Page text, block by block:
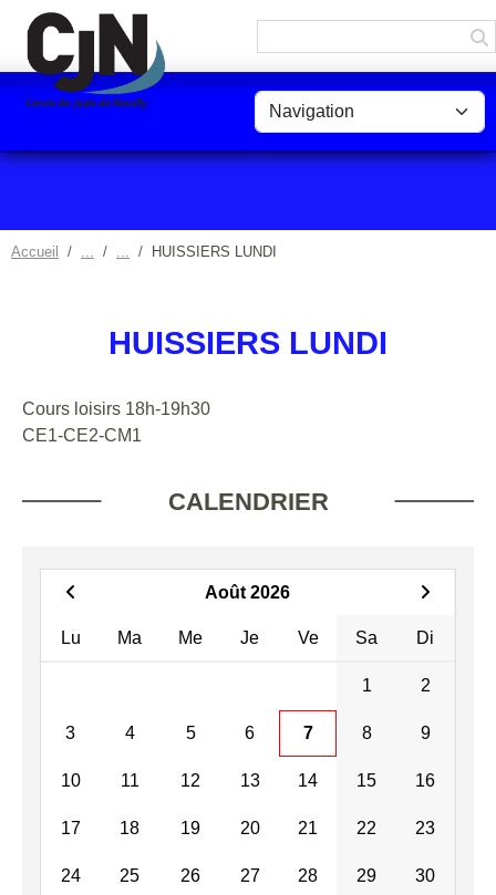
Accueil HUISSIERS LUNDI
HUISSIERS LUNDI
Cours loisirs 18h-19h30
CE1-CE2-CM1
CALENDRIER
Août 2026
Lu Ma Me Je Ve Sa Di
1 2
3 4 5 6 7 8 9
10 11 12 13 14 15 16
17 18 19 20 21 22 23
24 25 26 27 28 29 30
Panneau de gestion des cookies